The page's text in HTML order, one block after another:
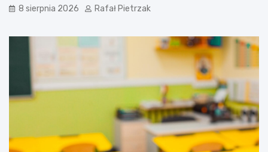
8 sierpnia 2026 Rafał Pietrzak